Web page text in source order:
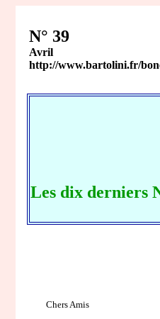
N° 39
Avril
http://www.bartolini.fr/
Les dix derniers
Chers Amis